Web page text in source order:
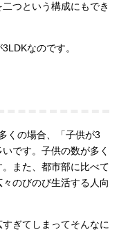
つという構成にもでき
なのです。
くの場合、「子供が3
です。子供の数が多く
また、都市部に比べて
のびのび生活する人向
ぎてしまってそんなに